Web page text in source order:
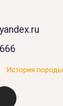
История породы